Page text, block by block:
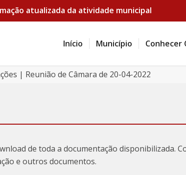
atualizada da atividade municipal
Início Município Conhecer
| Reunião de Câmara de 20-04-2022
de toda a documentação disponibilizada.
e outros documentos.